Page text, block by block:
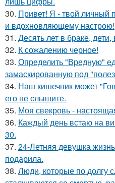
30. Привет! Я - твой личный
и вдохновляющему настрою!
31. Десять лет в браке,
32. К сожалению черное!
33. Определить "Вредную"
замаскированную под
34. Наш кишечник может
его не слышите.
35. Моя свекровь -
36. Каждый день встаю на
30.
37. 24-Летняя девушка
подарила.
38. Люди, которые по долгу